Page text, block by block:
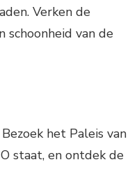
Verken de
van de
het Paleis van
staat, en ontdek de